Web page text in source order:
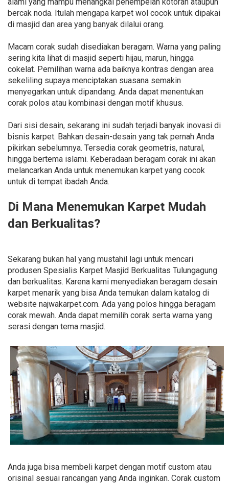
bercak noda. Itulah mengapa karpet wol cocok untuk dipakai
di masjid dan area yang banyak dilalui orang.
Macam corak sudah disediakan beragam. Warna yang paling
sering kita lihat di masjid seperti hijau, marun, hingga
cokelat. Pemilihan warna ada baiknya kontras dengan area
sekeliling supaya menciptakan suasana semakin
menyegarkan untuk dipandang. Anda dapat menentukan
corak polos atau kombinasi dengan motif khusus.
Dari sisi desain, sekarang ini sudah terjadi banyak inovasi di
bisnis karpet. Bahkan desain-desain yang tak pernah Anda
pikirkan sebelumnya. Tersedia corak geometris, natural,
hingga bertema islami. Keberadaan beragam corak ini akan
melancarkan Anda untuk menemukan karpet yang cocok
untuk di tempat ibadah Anda.
Di Mana Menemukan Karpet Mudah
dan Berkualitas?
Sekarang bukan hal yang mustahil lagi untuk mencari
produsen Spesialis Karpet Masjid Berkualitas Tulungagung
dan berkualitas. Karena kami menyediakan beragam desain
karpet menarik yang bisa Anda temukan dalam katalog di
website najwakarpet.com. Ada yang polos hingga beragam
corak mewah. Anda dapat memilih corak serta warna yang
serasi dengan tema masjid.
Anda juga bisa membeli karpet dengan motif custom atau
orisinal sesuai rancangan yang Anda inginkan. Corak custom